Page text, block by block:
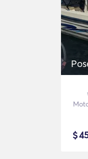
$